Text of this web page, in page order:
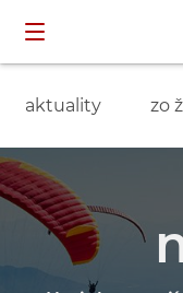
aktuality zo